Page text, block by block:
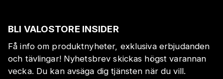
BLI VALOSTORE INSIDER
Få info om produktnyheter, exklusiva erbjudanden
och tävlingar! Nyhetsbrev skickas högst varannan
vecka. Du kan avsäga dig tjänsten när du vill.